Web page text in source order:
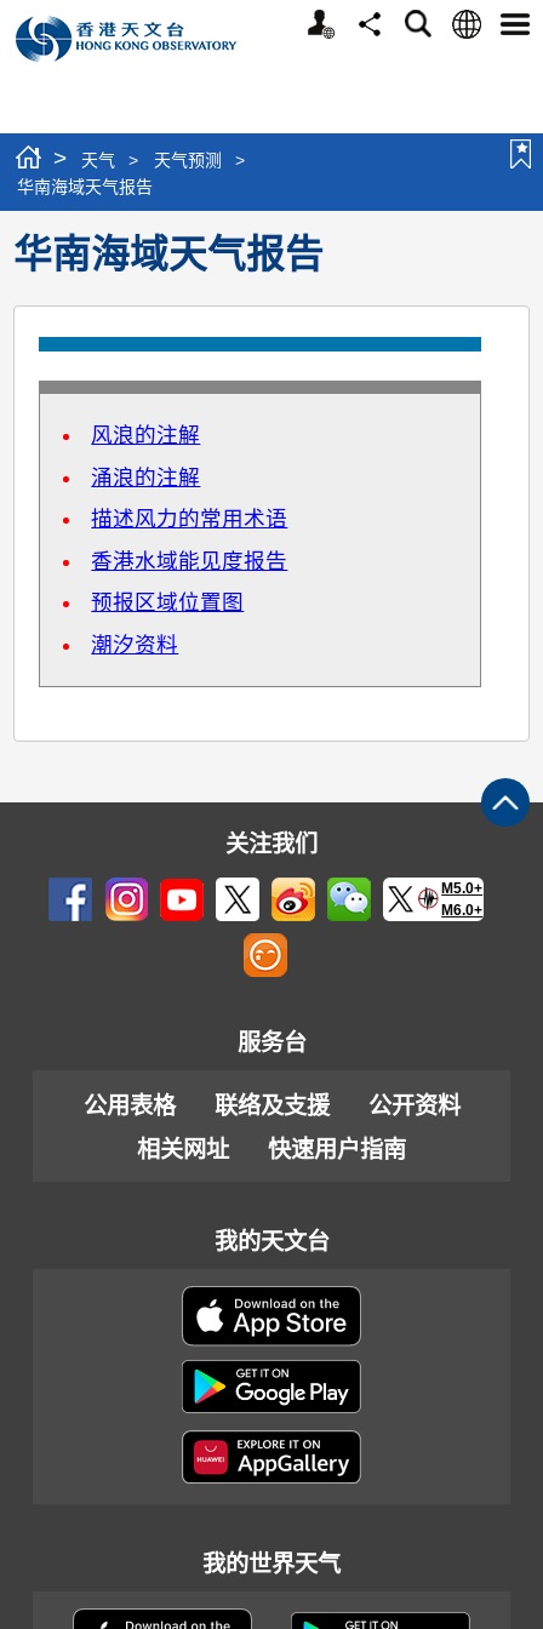
个
分
搜
语
选
> 天气 > 天气预测
>
华南海域天气报告
华南海域天气报告
风浪的注解
涌浪的注解
描述风力的常用术语
香港水域能见度报告
预报区域位置图
潮汐资料
关注我们
M5.0+
M6.0+
服务台
公用表格 联络及支援
公开资料
相关网址
快速用户指南
我的天文台
我的世界天气